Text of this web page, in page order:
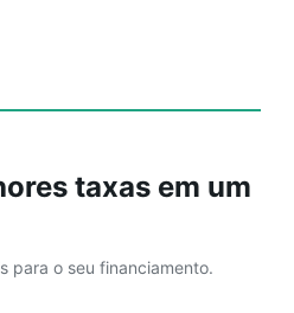
taxas em um
para o seu financiamento.